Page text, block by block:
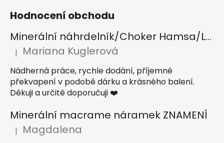
Hodnocení obchodu
Minerální náhrdelník/Choker Hamsa/Lapis lazuli, Tygří oko, Apatit
Hodnocení produktu je 5 z 5 hvězdiček.
| Mariana Kuglerová
Nádherná práce, rychle dodání, příjemné
překvapení v podobě dárku a krásného balení.
Děkuji a určitě doporučuji ❤️
Minerální macrame náramek ZNAMENÍ
Hodnocení produktu je 5 z 5 hvězdiček.
| Magdalena